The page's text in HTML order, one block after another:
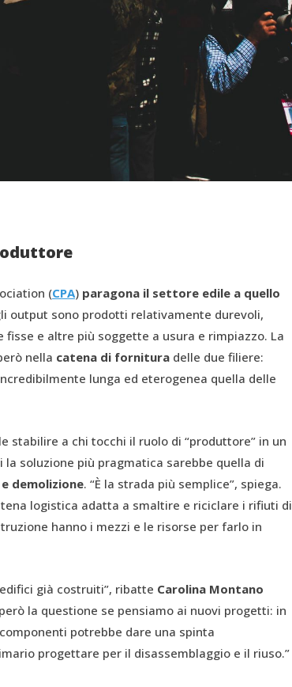
(CPA) paragona il settore edile a quello
output sono prodotti relativamente durevoli,
e altre più soggette a usura e rimpiazzo. La
nella catena di fornitura delle due filiere:
lunga ed eterogenea quella delle
stabilire a chi tocchi il ruolo di “produttore” in un
la soluzione più pragmatica sarebbe quella di
demolizione. “È la strada più semplice”, spiega.
logistica adatta a smaltire e riciclare i rifiuti di
hanno i mezzi e le risorse per farlo in
già costruiti”, ribatte Carolina Montano
la questione se pensiamo ai nuovi progetti: in
potrebbe dare una spinta
progettare per il disassemblaggio e il riuso.”